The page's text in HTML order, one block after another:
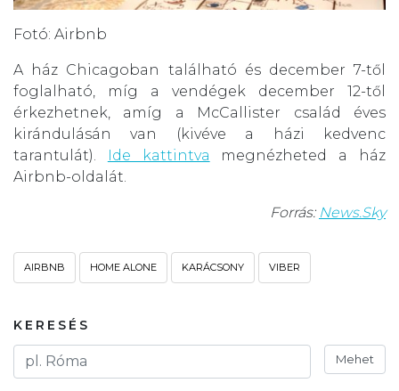
Fotó: Airbnb
A ház Chicagoban található és december 7-től
foglalható, míg a vendégek december 12-től
érkezhetnek, amíg a McCallister család éves
kirándulásán van (kivéve a házi kedvenc
tarantulát).
Ide kattintva megnézheted a ház
Airbnb-oldalát.
Forrás: News.Sky
AIRBNB HOME ALONE KARÁCSONY VIBER
KERESÉS
Mehet